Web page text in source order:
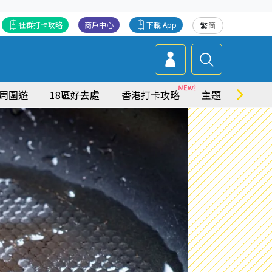
繁简
下載 App
商戶中心
社群打卡攻略
圍遊 18區好去處 香港打卡攻略 主題特集